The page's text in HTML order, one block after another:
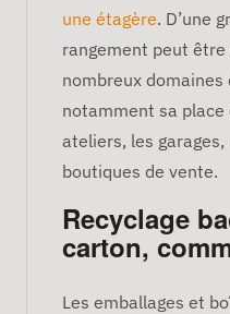
une étagère. D’une
rangement peut
nombreux
notamment sa
ateliers, les
boutiques de vente.
Recyclage
carton,
Les emballages et